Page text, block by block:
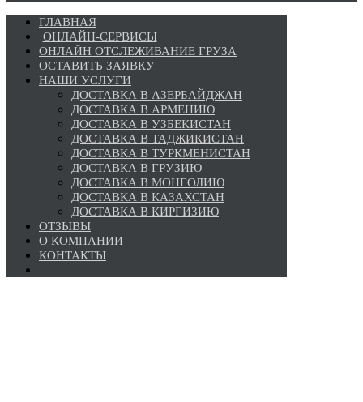
ГЛАВНАЯ
ОНЛАЙН-СЕРВИСЫ
ОНЛАЙН ОТСЛЕЖИВАНИЕ ГРУЗА
ОСТАВИТЬ ЗАЯВКУ
НАШИ УСЛУГИ
ДОСТАВКА В АЗЕРБАЙДЖАН
ДОСТАВКА В АРМЕНИЮ
ДОСТАВКА В УЗБЕКИСТАН
ДОСТАВКА В ТАДЖИКИСТАН
ДОСТАВКА В ТУРКМЕНИСТАН
ДОСТАВКА В ГРУЗИЮ
ДОСТАВКА В МОНГОЛИЮ
ДОСТАВКА В КАЗАХСТАН
ДОСТАВКА В КИРГИЗИЮ
ОТЗЫВЫ
О КОМПАНИИ
КОНТАКТЫ